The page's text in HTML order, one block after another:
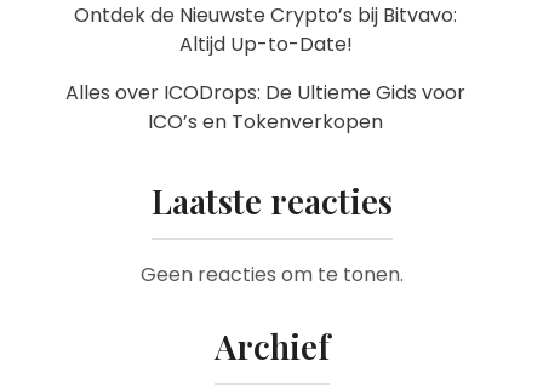
Ontdek de Nieuwste Crypto’s bij Bitvavo:
Altijd Up-to-Date!
Alles over ICODrops: De Ultieme Gids voor
ICO’s en Tokenverkopen
Laatste reacties
Geen reacties om te tonen.
Archief